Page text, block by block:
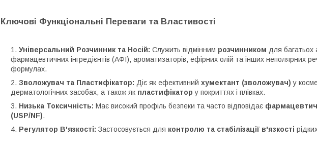
Ключові Функціональні Переваги та Властивості
Універсальний Розчинник та Носій: Служить відмінним розчинником для багатьох
фармацевтичних інгредієнтів (АФІ), ароматизаторів, ефірних олій та інших неполярних
формулах.
Зволожувач та Пластифікатор: Діє як ефективний хумектант (зволожувач) у
дерматологічних засобах, а також як пластифікатор у покриттях і плівках.
Низька Токсичність: Має високий профіль безпеки та часто відповідає
(USP/NF).
Регулятор В'язкості: Застосовується для контролю та стабілізації в'язкості